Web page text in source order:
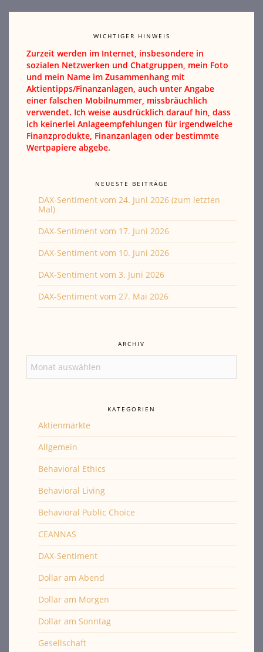
WICHTIGER HINWEIS
Zurzeit werden im Internet, insbesondere in
sozialen Netzwerken und Chatgruppen, mein Foto
und mein Name im Zusammenhang mit
Aktientipps/Finanzanlagen, auch unter Angabe
einer falschen Mobilnummer, missbräuchlich
verwendet. Ich weise ausdrücklich darauf hin, dass
ich keinerlei Anlageempfehlungen für irgendwelche
Finanzprodukte, Finanzanlagen oder bestimmte
Wertpapiere abgebe.
NEUESTE BEITRÄGE
DAX-Sentiment vom 24. Juni 2026 (zum letzten
Mal)
DAX-Sentiment vom 17. Juni 2026
DAX-Sentiment vom 10. Juni 2026
DAX-Sentiment vom 3. Juni 2026
DAX-Sentiment vom 27. Mai 2026
ARCHIV
KATEGORIEN
Aktienmärkte
Allgemein
Behavioral Ethics
Behavioral Living
Behavioral Public Choice
CEANNAS
DAX-Sentiment
Dollar am Abend
Dollar am Morgen
Dollar am Sonntag
Gesellschaft